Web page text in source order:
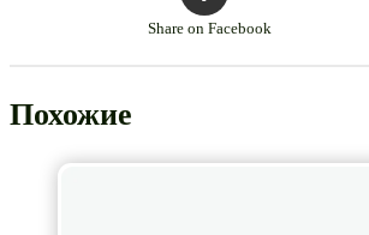
Share on Facebook
Похожие